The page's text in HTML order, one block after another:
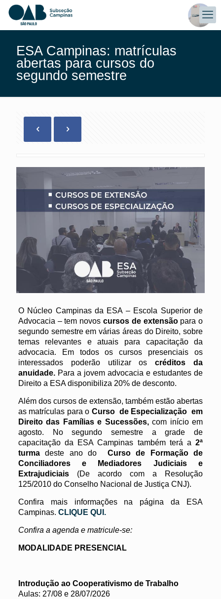
ESA Campinas: matrículas
abertas para cursos do
segundo semestre
O Núcleo Campinas da ESA – Escola Superior de
Advocacia – tem novos cursos de extensãopara o
segundo semestre em várias áreas do Direito, sobre
temas relevantes e atuais para capacitação da
advocacia. Em todos os cursos presenciais os
interessados poderão utilizar oscréditos da
anuidade.Para a jovem advocacia e estudantes de
Direito a ESA disponibiliza 20% de desconto.
Além dos cursos de extensão, também estão abertas
as matrículas para o Curso de Especialização em
Direito das Famílias e Sucessões,com início em
agosto. No segundo semestre a grade de
capacitação da ESA Campinas também terá a2ª
turmadeste ano do Curso de Formação de
Conciliadores e Mediadores Judiciais e
Extrajudiciais(De acordo com a Resolução
125/2010 do Conselho Nacional de Justiça CNJ).
Confira mais informações na página da ESA
Campinas. CLIQUE QUI.
Confira a agenda e matricule-se:
MODALIDADE PRESENCIAL
Introdução ao Cooperativismo de Trabalho
Aulas: 27/08 e 28/07/2026